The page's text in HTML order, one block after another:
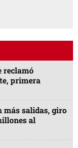
reclamó
primera
más salidas, giro
al